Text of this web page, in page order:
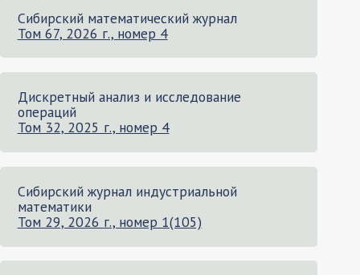
Сибирский математический журнал
Том 67, 2026 г., номер 4
Дискретный анализ и исследование
операций
Том 32, 2025 г., номер 4
Сибирский журнал индустриальной
математики
Том 29, 2026 г., номер 1(105)